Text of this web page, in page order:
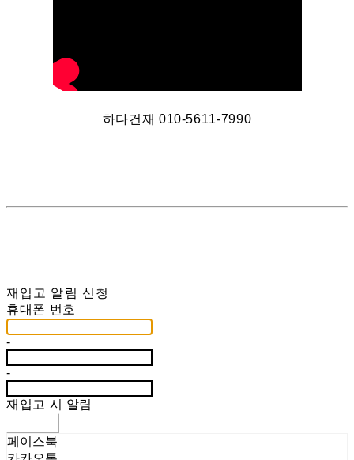
하다건재 010-5611-7990
재입고 알림 신청
휴대폰 번호
-
-
재입고 시 알림
페이스북